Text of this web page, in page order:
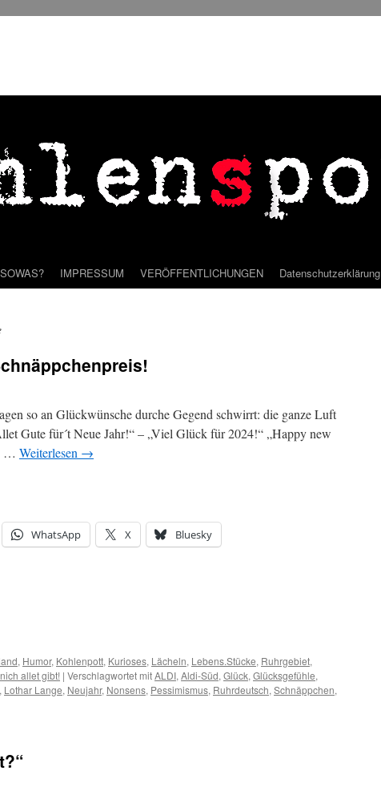
IMPRESSUM VERÖFFENTLICHUNGEN Datenschutzerklärung
so an Glückwünsche durche Gegend schwirrt: die ganze Luft
Gute für´t Neue Jahr!“ – „Viel Glück für 2024!“ „Happy new
… Weiterlesen →
WhatsApp X Bluesky
, Humor, Kohlenpott, Kurioses, Lächeln, Lebens.Stücke, Ruhrgebiet,
allet gibt! | Verschlagwortet mitALDI, Aldi-Süd, Glück, Glücksgefühle,
, Lothar Lange, Neujahr, Nonsens, Pessimismus, Ruhrdeutsch, Schnäppchen,